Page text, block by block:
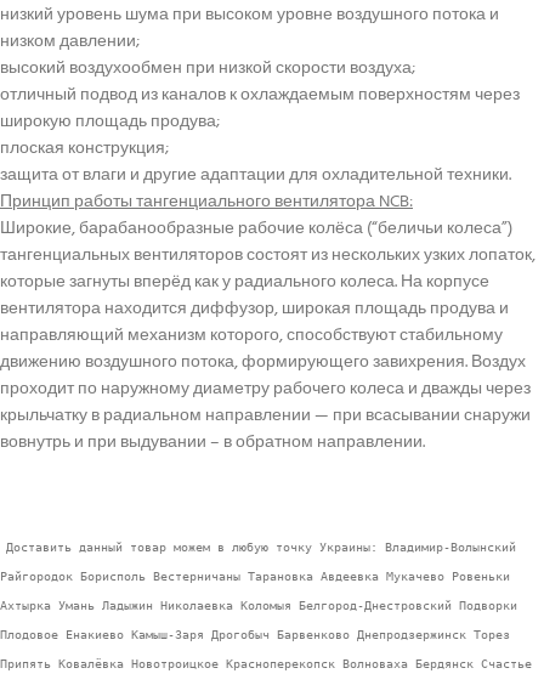
низкий уровень шума при высоком уровне воздушного потока и
низком давлении;
высокий воздухообмен при низкой скорости воздуха;
отличный подвод из каналов к охлаждаемым поверхностям через
широкую площадь продува;
плоская конструкция;
защита от влаги и другие адаптации для охладительной техники.
Принцип работы тангенциального вентилятора NCB:
Широкие, барабанообразные рабочие колёса (“беличьи колеса”)
тангенциальных вентиляторов состоят из нескольких узких лопаток,
которые загнуты вперёд как у радиального колеса. На корпусе
вентилятора находится диффузор, широкая площадь продува и
направляющий механизм которого, способствуют стабильному
движению воздушного потока, формирующего завихрения. Воздух
проходит по наружному диаметру рабочего колеса и дважды через
крыльчатку в радиальном направлении — при всасывании снаружи
вовнутрь и при выдувании – в обратном направлении.
Доставить данный товар можем в любую точку Украины: Владимир-Волынский
Райгородок Борисполь Вестерничаны Тарановка Авдеевка Мукачево Ровеньки
Ахтырка Умань Ладыжин Николаевка Коломыя Белгород-Днестровский Подворки
Плодовое Енакиево Камыш-Заря Дрогобыч Барвенково Днепродзержинск Торез
Припять Ковалёвка Новотроицкое Красноперекопск Волноваха Бердянск Счастье